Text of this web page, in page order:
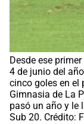
Desde ese
4 de junio del
cinco goles en el
Gimnasia de La
pasó un año y le
Sub 20. Crédito: